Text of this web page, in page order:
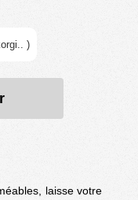
)
laisse votre